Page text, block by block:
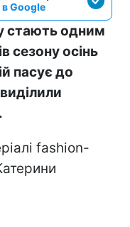
в Google
стають одним
сезону осінь
пасує до
fashion-